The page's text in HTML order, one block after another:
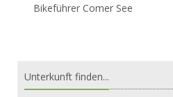
Bikeführer Comer See
Unterkunft finden...